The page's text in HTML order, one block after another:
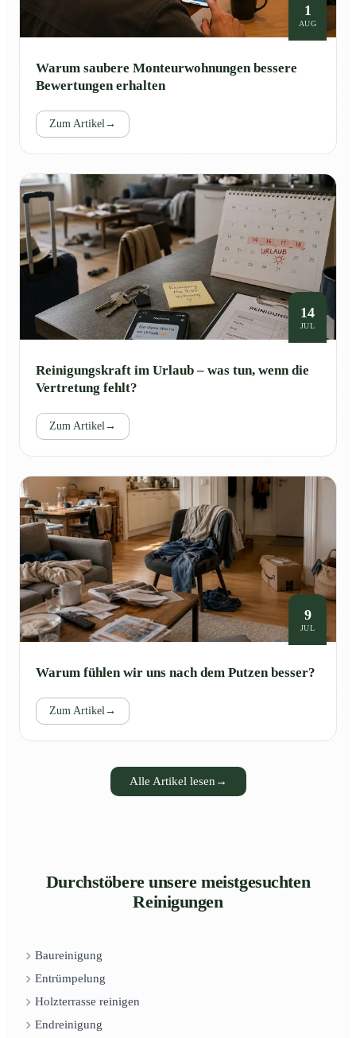
1
AUG
Warum saubere Monteurwohnungen bessere
Bewertungen erhalten
Zum Artikel→
14
JUL
Reinigungskraft im Urlaub – was tun, wenn die
Vertretung fehlt?
Zum Artikel→
9
JUL
Warum fühlen wir uns nach dem Putzen besser?
Zum Artikel→
Alle Artikel lesen →
Durchstöbere unsere meistgesuchten
Reinigungen
Baureinigung
Entrümpelung
Holzterrasse reinigen
Endreinigung